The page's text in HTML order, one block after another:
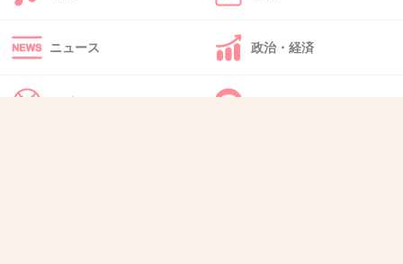
>>1
ニュース 政治・経済